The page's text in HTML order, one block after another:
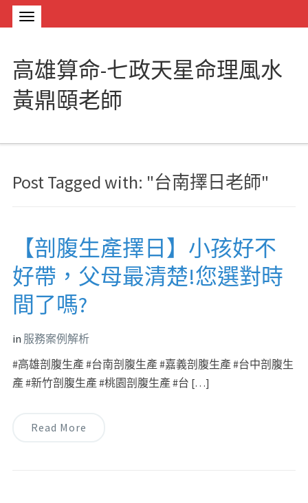
高雄算命-七政天星命理風水
黃鼎頤老師
Post Tagged with: "台南擇日老師"
【剖腹生產擇日】小孩好不
好帶，父母最清楚!您選對時
間了嗎?
in 服務案例解析
#高雄剖腹生產 #台南剖腹生產 #嘉義剖腹生產 #台中剖腹生
產 #新竹剖腹生產 #桃園剖腹生產 #台 […]
Read More